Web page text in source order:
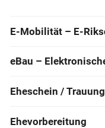
E-Mobilität – E-
eBau –
Eheschein /
Ehevorbereitung